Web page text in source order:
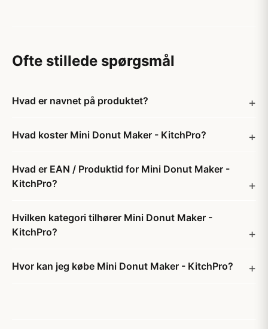
Ofte stillede spørgsmål
Hvad er navnet på produktet?
Hvad koster Mini Donut Maker - KitchPro?
Hvad er EAN / Produktid for Mini Donut Maker -
KitchPro?
Hvilken kategori tilhører Mini Donut Maker -
KitchPro?
Hvor kan jeg købe Mini Donut Maker - KitchPro?